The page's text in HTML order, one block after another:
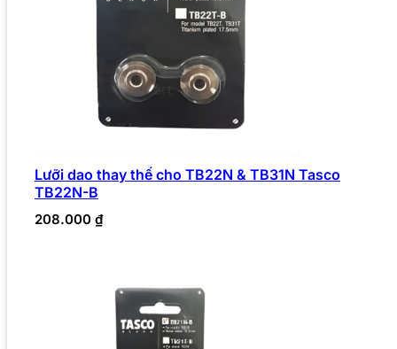
Lưỡi dao thay thế cho TB22N & TB31N Tasco
TB22N-B
208.000 ₫